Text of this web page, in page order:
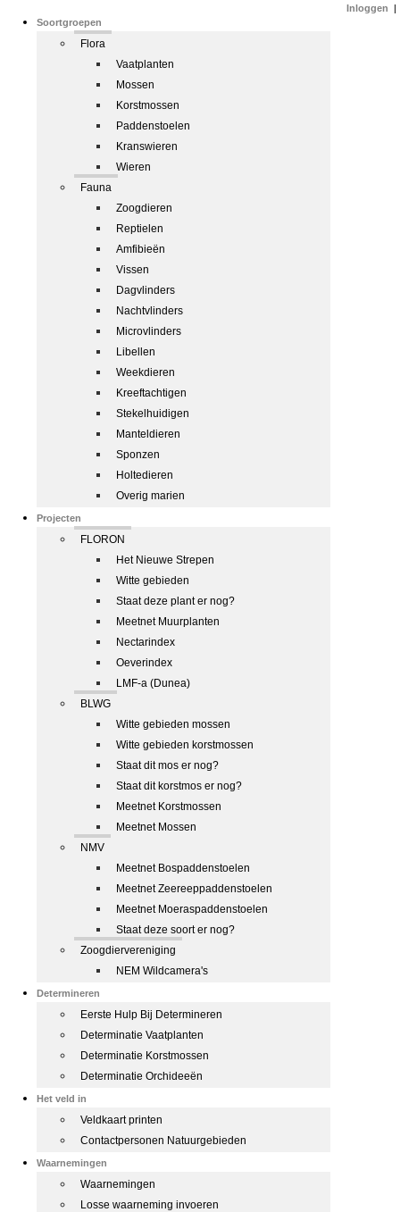
Soortgroepen
Flora
Vaatplanten
Mossen
Korstmossen
Paddenstoelen
Kranswieren
Wieren
Fauna
Zoogdieren
Reptielen
Amfibieën
Vissen
Dagvlinders
Nachtvlinders
Microvlinders
Libellen
Weekdieren
Kreeftachtigen
Stekelhuidigen
Manteldieren
Sponzen
Holtedieren
Overig marien
Projecten
FLORON
Het Nieuwe Strepen
Witte gebieden
Staat deze plant er nog?
Meetnet Muurplanten
Nectarindex
Oeverindex
LMF-a (Dunea)
BLWG
Witte gebieden mossen
Witte gebieden korstmossen
Staat dit mos er nog?
Staat dit korstmos er nog?
Meetnet Korstmossen
Meetnet Mossen
NMV
Meetnet Bospaddenstoelen
Meetnet Zeereeppaddenstoelen
Meetnet Moeraspaddenstoelen
Staat deze soort er nog?
Zoogdiervereniging
NEM Wildcamera's
Determineren
Eerste Hulp Bij Determineren
Determinatie Vaatplanten
Determinatie Korstmossen
Determinatie Orchideeën
Het veld in
Veldkaart printen
Contactpersonen Natuurgebieden
Waarnemingen
Waarnemingen
Losse waarneming invoeren
Inloggen |